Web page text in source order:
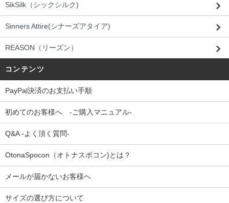
SikSilk（シックシルク)
Sinners Attire(シナーズアタイア)
REASON（リーズン）
コンテンツ
PayPal決済のお支払い手順
初めてのお客様へ -ご購入マニュアル-
Q&A -よく頂く質問-
OtonaSpocon（オトナスポコン)とは？
メールが届かないお客様へ
サイズの選び方について